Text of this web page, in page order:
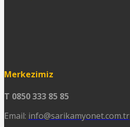
Merkezimiz
T 0850 333 85 85
Email: info@sarikamyonet.com.tr